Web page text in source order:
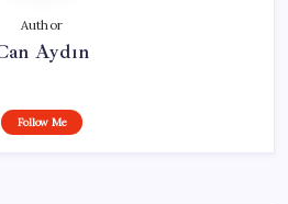
Author
Aydın
Follow Me